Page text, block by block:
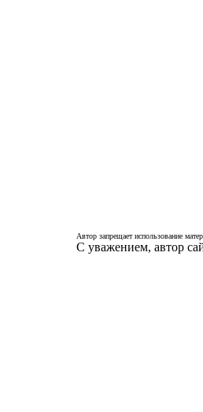
Автор запрещает использование
С уважением, автор